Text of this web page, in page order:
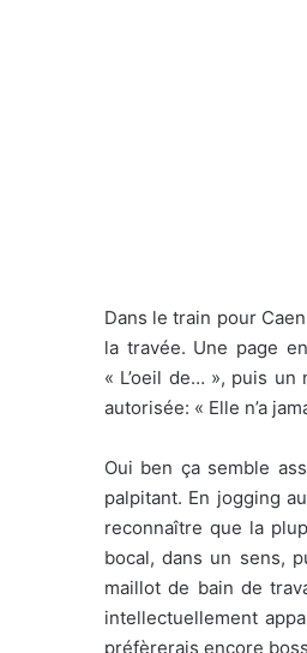
Dans le train pour
la travée. Une page
« L’oeil de… », puis
autorisée: « Elle n’a
Oui ben ça semble
palpitant. En jogging
reconnaître que la
bocal, dans un sens,
maillot de bain de
intellectuellement
préfèrerais encore